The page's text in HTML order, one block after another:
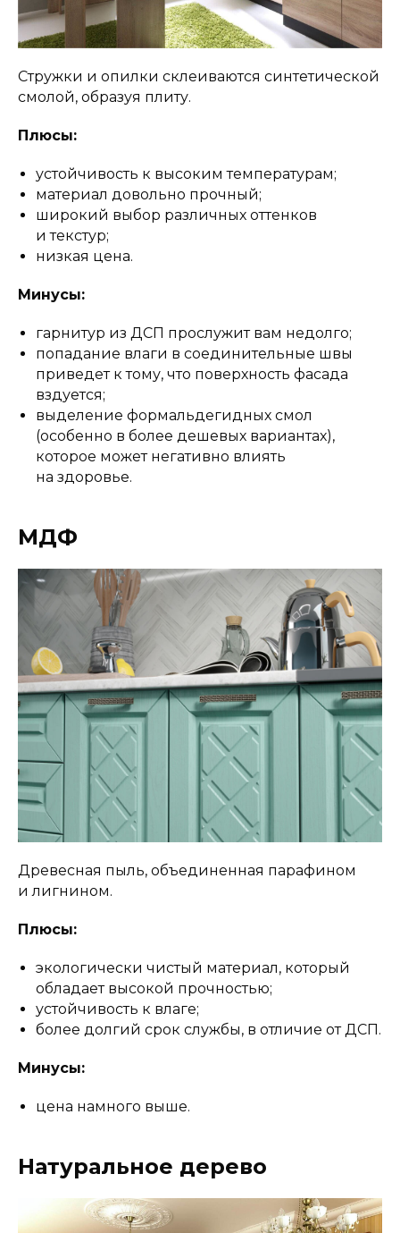
Стружки и опилки склеиваются синтетической
смолой, образуя плиту.
Плюсы:
устойчивость к высоким температурам;
материал довольно прочный;
широкий выбор различных оттенков
и текстур;
низкая цена.
Минусы:
гарнитур из ДСП прослужит вам недолго;
попадание влаги в соединительные швы
приведет к тому, что поверхность фасада
вздуется;
выделение формальдегидных смол
(особенно в более дешевых вариантах),
которое может негативно влиять
на здоровье.
МДФ
Древесная пыль, объединенная парафином
и лигнином.
Плюсы:
экологически чистый материал, который
обладает высокой прочностью;
устойчивость к влаге;
более долгий срок службы, в отличие от ДСП.
Минусы:
цена намного выше.
Натуральное дерево